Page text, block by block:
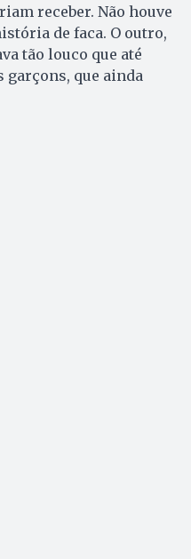
receber. Não houve
de faca. O outro,
tão louco que até
garçons, que ainda